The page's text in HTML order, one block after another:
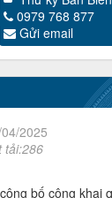
0979 768 877
Gửi email
dự toán thu, chi
năm 2025
2025
bố công khai
2025
tải:257